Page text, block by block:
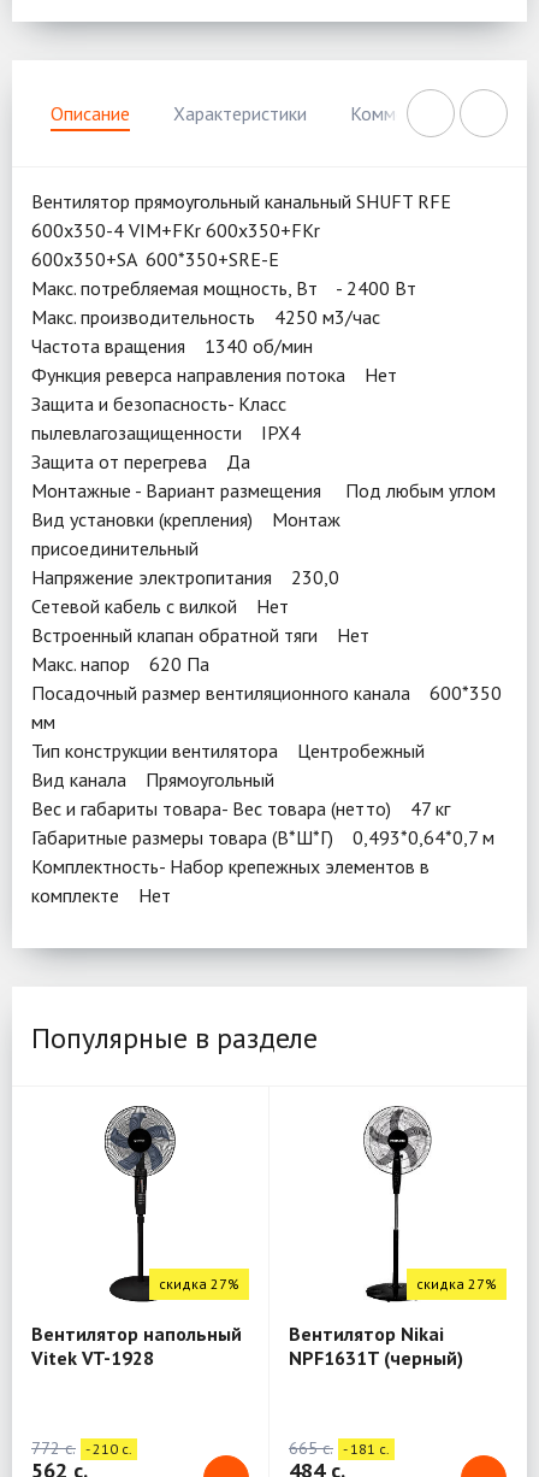
Описание Характеристики Комментарии
Вентилятор прямоугольный канальный SHUFT RFE
600х350-4 VIM+FKr 600x350+FKr
600x350+SA 600*350+SRE-E
Макс. потребляемая мощность, Вт - 2400 Вт
Макс. производительность 4250 м3/час
Частота вращения 1340 об/мин
Функция реверса направления потока Нет
Защита и безопасность- Класс
пылевлагозащищенности IPX4
Защита от перегрева Да
Монтажные - Вариант размещения Под любым углом
Вид установки (крепления) Монтаж
присоединительный
Напряжение электропитания 230,0
Сетевой кабель с вилкой Нет
Встроенный клапан обратной тяги Нет
Макс. напор 620 Па
Посадочный размер вентиляционного канала 600*350
мм
Тип конструкции вентилятора Центробежный
Вид канала Прямоугольный
Вес и габариты товара- Вес товара (нетто) 47 кг
Габаритные размеры товара (В*Ш*Г) 0,493*0,64*0,7 м
Комплектность- Набор крепежных элементов в
комплекте Нет
Популярные в разделе
скидка 27%
Вентилятор напольный
Vitek VT-1928
772 c. - 210 c.
562 c.
скидка 27%
Вентилятор Nikai
NPF1631T (черный)
665 c. - 181 c.
484 c.